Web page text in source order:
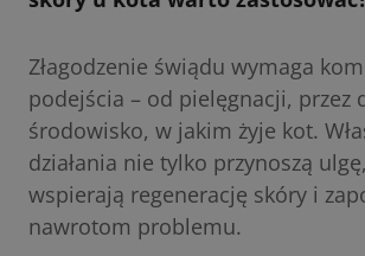
Złagodzenie świądu wymaga
podejścia – od pielęgnacji, przez
środowisko, w jakim żyje kot.
działania nie tylko przynoszą
wspierają regenerację skóry i
nawrotom problemu.